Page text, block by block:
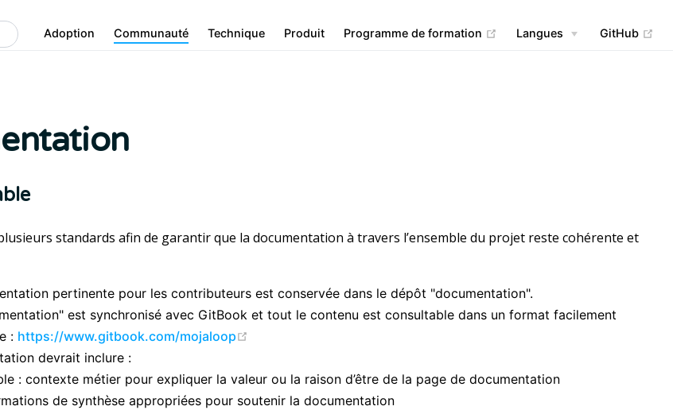
Adoption Communauté Technique Produit Programme de formation (opens new window)
Langues GitHub
standards afin de garantir que la documentation à travers l’ensemble du projet reste cohérente et
pertinente pour les contributeurs est conservée dans le dépôt "documentation".
est synchronisé avec GitBook et tout le contenu est consultable dans un format facilement
: https://www.gitbook.com/mojaloop
devrait inclure :
: contexte métier pour expliquer la valeur ou la raison d’être de la page de documentation
de synthèse appropriées pour soutenir la documentation